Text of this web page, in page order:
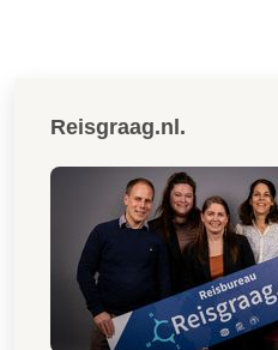
Reisgraag.nl.